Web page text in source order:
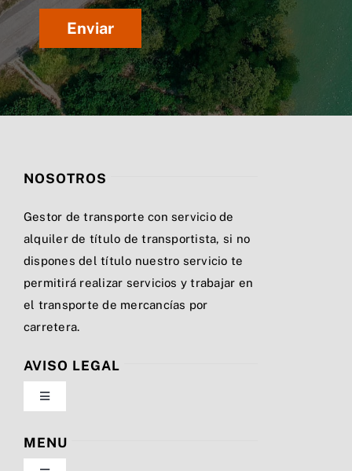
NOSOTROS
Gestor de transporte con servicio de
alquiler de título de transportista, si no
dispones del título nuestro servicio te
permitirá realizar servicios y trabajar en
el transporte de mercancías por
carretera.
AVISO LEGAL
Toggle
Navigation
Política de privacidad
MENU